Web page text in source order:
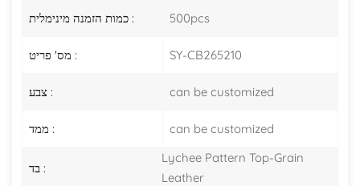
כמות הזמנה מינימלית : 500pcs
מס' פריט : SY-CB265210
צבע : can be customized
ממד : can be customized
בד :
Lychee Pattern Top-Grain
Leather